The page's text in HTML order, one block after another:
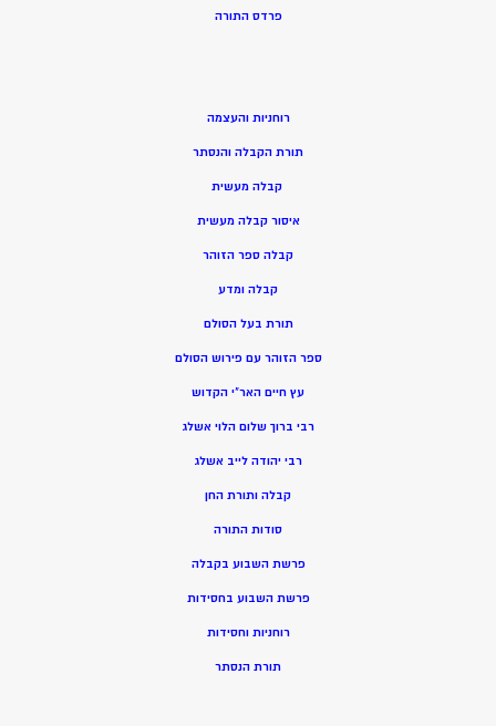
פרדס התורה
רוחניות והעצמה
תורת הקבלה והנסתר
קבלה מעשית
איסור קבלה מעשית
קבלה ספר הזוהר
קבלה ומדע
תורת בעל הסולם
ספר הזוהר עם פירוש הסולם
עץ חיים האר”י הקדוש
רבי ברוך שלום הלוי אשלג
רבי יהודה לייב אשלג
קבלה ותורת החן
סודות התורה
פרשת השבוע בקבלה
פרשת השבוע בחסידות
רוחניות וחסידות
תורת הנסתר